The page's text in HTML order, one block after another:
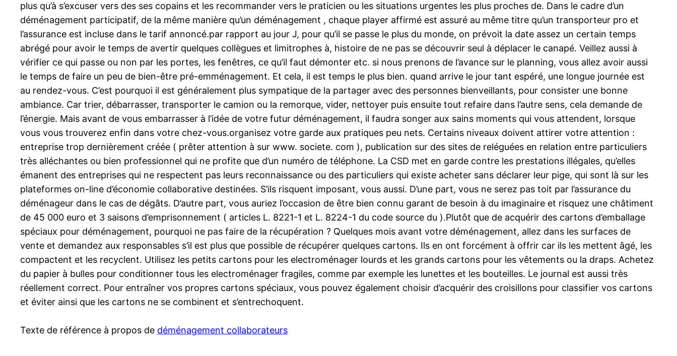
plus qu’à s’excuser vers des ses copains et les recommander vers le praticien ou les situations urgentes les plus proches de. Dans le cadre d’un
déménagement participatif, de la même manière qu’un déménagement , chaque player affirmé est assuré au même titre qu’un transporteur pro et
l’assurance est incluse dans le tarif annoncé.par rapport au jour J, pour qu’il se passe le plus du monde, on prévoit la date assez un certain temps
abrégé pour avoir le temps de avertir quelques collègues et limitrophes à, histoire de ne pas se découvrir seul à déplacer le canapé. Veillez aussi à
vérifier ce qui passe ou non par les portes, les fenêtres, ce qu’il faut démonter etc. si nous prenons de l’avance sur le planning, vous allez avoir aussi
le temps de faire un peu de bien-être pré-emménagement. Et cela, il est temps le plus bien. quand arrive le jour tant espéré, une longue journée est
au rendez-vous. C’est pourquoi il est généralement plus sympatique de la partager avec des personnes bienveillants, pour consister une bonne
ambiance. Car trier, débarrasser, transporter le camion ou la remorque, vider, nettoyer puis ensuite tout refaire dans l’autre sens, cela demande de
l’énergie. Mais avant de vous embarrasser à l’idée de votre futur déménagement, il faudra songer aux sains moments qui vous attendent, lorsque
vous vous trouverez enfin dans votre chez-vous.organisez votre garde aux pratiques peu nets. Certains niveaux doivent attirer votre attention :
entreprise trop dernièrement créée ( prêter attention à sur www. societe. com ), publication sur des sites de reléguées en relation entre particuliers
très alléchantes ou bien professionnel qui ne profite que d’un numéro de téléphone. La CSD met en garde contre les prestations illégales, qu’elles
émanent des entreprises qui ne respectent pas leurs reconnaissance ou des particuliers qui existe acheter sans déclarer leur pige, qui sont là sur les
plateformes on-line d’économie collaborative destinées. S’ils risquent imposant, vous aussi. D’une part, vous ne serez pas toit par l’assurance du
déménageur dans le cas de dégâts. D’autre part, vous auriez l’occasion de être bien connu garant de besoin à du imaginaire et risquez une châtiment
de 45 000 euro et 3 saisons d’emprisonnement ( articles L. 8221-1 et L. 8224-1 du code source du ).Plutôt que de acquérir des cartons d’emballage
spéciaux pour déménagement, pourquoi ne pas faire de la récupération ? Quelques mois avant votre déménagement, allez dans les surfaces de
vente et demandez aux responsables s’il est plus que possible de récupérer quelques cartons. Ils en ont forcément à offrir car ils les mettent âgé, les
compactent et les recyclent. Utilisez les petits cartons pour les electroménager lourds et les grands cartons pour les vêtements ou la draps. Achetez
du papier à bulles pour conditionner tous les electroménager fragiles, comme par exemple les lunettes et les bouteilles. Le journal est aussi très
réellement correct. Pour entraîner vos propres cartons spéciaux, vous pouvez également choisir d’acquérir des croisillons pour classifier vos cartons
et éviter ainsi que les cartons ne se combinent et s’entrechoquent.
Texte de référence à propos de déménagement collaborateurs